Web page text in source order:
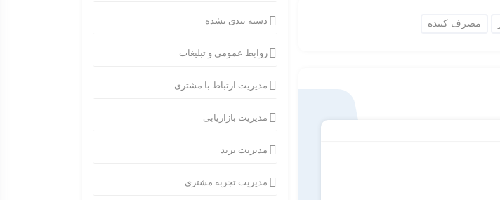
مصرف کننده دسته بندی نشده
روابط عمومی و تبلیغات
مدیریت ارتباط با مشتری
مدیریت بازاریابی
مدیریت برند
مدیریت تجربه مشتری